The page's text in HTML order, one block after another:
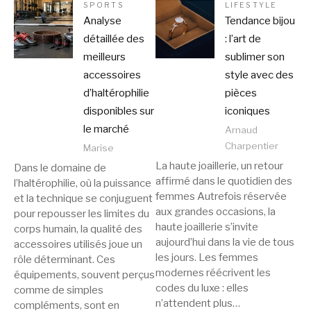
SPORTS
Analyse
détaillée des
meilleurs
accessoires
d’haltérophilie
disponibles sur
le marché
Marise
Dans le domaine de
l’haltérophilie, où la puissance
et la technique se conjuguent
pour repousser les limites du
corps humain, la qualité des
accessoires utilisés joue un
rôle déterminant. Ces
équipements, souvent perçus
comme de simples
compléments, sont en
LIFESTYLE
Tendance bijou
: l’art de
sublimer son
style avec des
pièces
iconiques
Arnaud
Charpentier
La haute joaillerie, un retour
affirmé dans le quotidien des
femmes Autrefois réservée
aux grandes occasions, la
haute joaillerie s’invite
aujourd’hui dans la vie de tous
les jours. Les femmes
modernes réécrivent les
codes du luxe : elles
n’attendent plus…